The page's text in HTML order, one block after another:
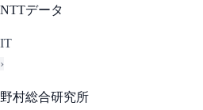
NTTデータ
IT
›
野村総合研究所